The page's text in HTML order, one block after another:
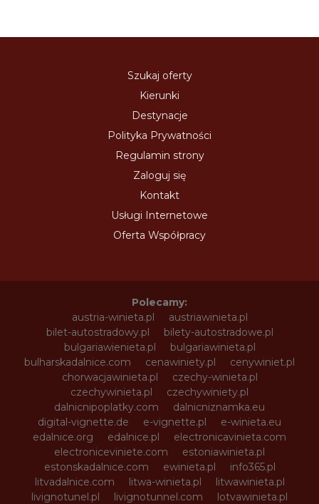
Szukaj oferty
Kierunki
Destynacje
Polityka Prywatności
Regulamin strony
Zaloguj się
Kontakt
Usługi Internetowe
Oferta Współpracy
Polecamy:
austria-winieta.pl
austriawinieta.pl
bilet-autostradowy.pl
bilety-autostradowe.pl
bulgariawienieta.pl
bulgariawinieta.pl
bulharskadalnice.com
cenawiniety.pl
cenywiniet.pl
chorwacjawinieta.pl
czechy-winieta.pl
czechywinieta.pl
czechywiniety.pl
dalnicnipoplatky.com
dalnicniznamka.eu
digital-vignette.de
e-vignette.pl
e-winieta.eu
edalnice.org
edalnice.pl
electronicavinieta.com
electroniceviniete.com
estoniawinieta.pl
estonskadalnice.com
ewinieta.pl
info365.pl
litvadalnice.com
litwa-winieta.pl
litwawinieta.pl
livignotunel.pl
livignotunnel.com
lotvawinieta.pl